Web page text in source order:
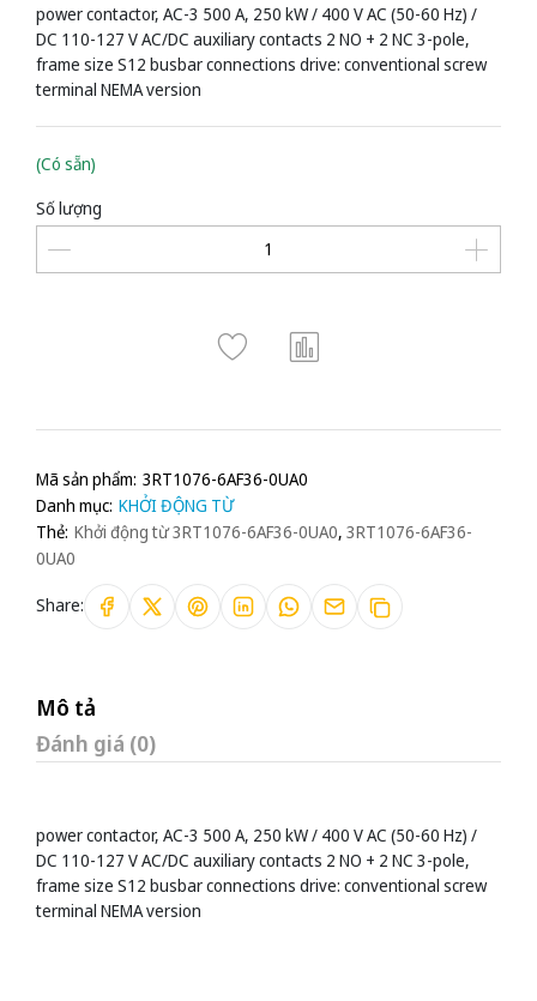
power contactor, AC-3 500 A, 250 kW / 400 V AC (50-60 Hz) /
DC 110-127 V AC/DC auxiliary contacts 2 NO + 2 NC 3-pole,
frame size S12 busbar connections drive: conventional screw
terminal NEMA version
(Có sẵn)
Số lượng
Mã sản phẩm: 3RT1076-6AF36-0UA0
Danh mục: KHỞI ĐỘNG TỪ
Thẻ: Khởi động từ 3RT1076-6AF36-0UA0, 3RT1076-6AF36-
0UA0
Share:
Mô tả
Đánh giá (0)
power contactor, AC-3 500 A, 250 kW / 400 V AC (50-60 Hz) /
DC 110-127 V AC/DC auxiliary contacts 2 NO + 2 NC 3-pole,
frame size S12 busbar connections drive: conventional screw
terminal NEMA version